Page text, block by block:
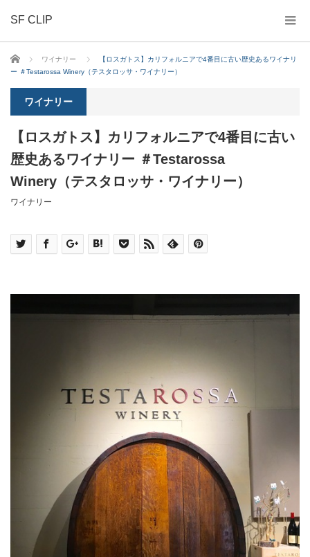
SF CLIP
ホーム ワイナリー
【ロスガトス】カリフォルニアで4番目に古い歴史あるワイナリ
ー ＃Testarossa Winery（テスタロッサ・ワイナリー）
ワイナリー
【ロスガトス】カリフォルニアで4番目に古い
歴史あるワイナリー ＃Testarossa
Winery（テスタロッサ・ワイナリー）
ワイナリー